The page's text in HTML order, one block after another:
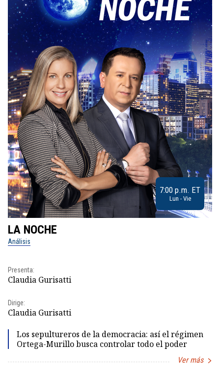
7:00 p.m. ET
Lun - Vie
LA NOCHE
Análisis
Presenta:
Claudia Gurisatti
Dirige:
Claudia Gurisatti
Los sepultureros de la democracia: así el régimen
Ortega-Murillo busca controlar todo el poder
Ver más